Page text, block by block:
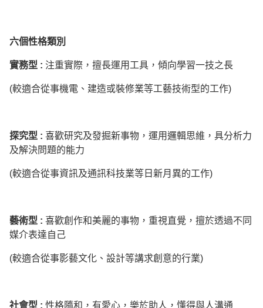
六個性格類別
實務型 : 注重實際，擅長運用工具，傾向學習一技之長
(較適合從事機電、建造或裝修業等工藝技術型的工作)
探究型 : 喜歡研究及發掘新事物，運用邏輯思維，具分析力
及解決問題的能力
(較適合從事資訊及通訊科技業等日新月異的工作)
藝術型 : 喜歡創作和美麗的事物，重視直覺，擅於透過不同
媒介表達自己
(較適合從事影藝文化、設計等講求創意的行業)
社會型 : 性格隨和，有愛心，樂於助人，懂得與人溝通